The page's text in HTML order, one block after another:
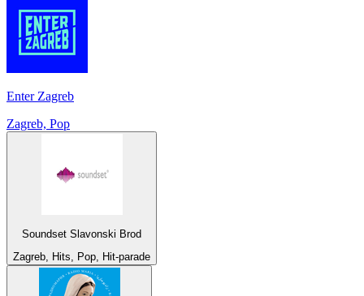
Enter Zagreb
Zagreb, Pop
Soundset Slavonski Brod
Zagreb, Hits, Pop, Hit-parade